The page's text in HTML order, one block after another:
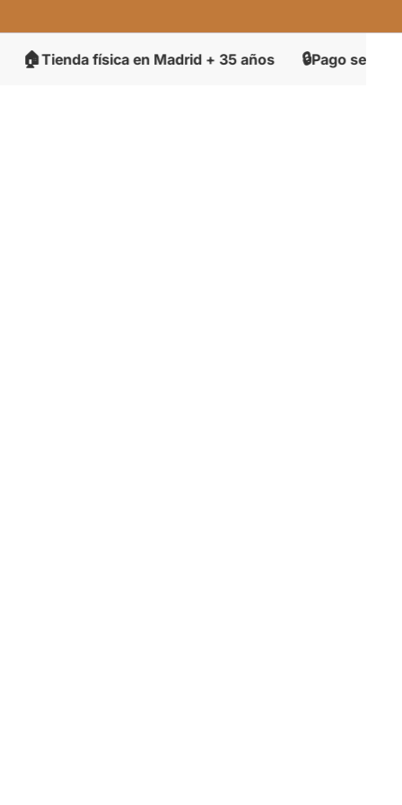
física en Madrid + 35 años 🔒 Pago seguro